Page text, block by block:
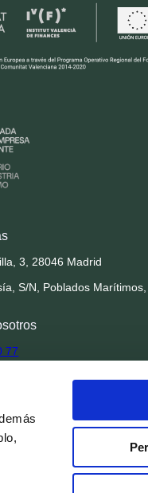
3, 28046 Madrid
S/N, Poblados
77